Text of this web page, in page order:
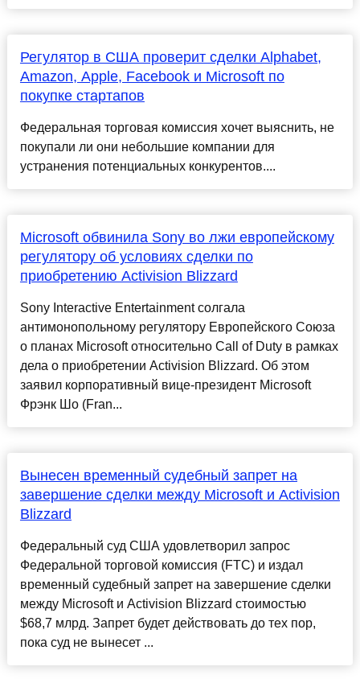
Регулятор в США проверит сделки Alphabet,
Amazon, Apple, Facebook и Microsoft по
покупке стартапов
Федеральная торговая комиссия хочет выяснить, не
покупали ли они небольшие компании для
устранения потенциальных конкурентов....
Microsoft обвинила Sony во лжи европейскому
регулятору об условиях сделки по
приобретению Activision Blizzard
Sony Interactive Entertainment солгала
антимонопольному регулятору Европейского Союза
о планах Microsoft относительно Call of Duty в рамках
дела о приобретении Activision Blizzard. Об этом
заявил корпоративный вице-президент Microsoft
Фрэнк Шо (Fran...
Вынесен временный судебный запрет на
завершение сделки между Microsoft и Activision
Blizzard
Федеральный суд США удовлетворил запрос
Федеральной торговой комиссия (FTC) и издал
временный судебный запрет на завершение сделки
между Microsoft и Activision Blizzard стоимостью
$68,7 млрд. Запрет будет действовать до тех пор,
пока суд не вынесет ...